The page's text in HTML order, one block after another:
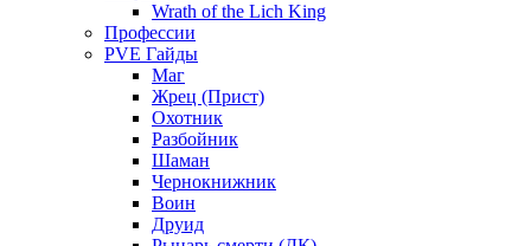
Wrath of the Lich King
Профессии
PVE Гайды
Маг
Жрец (Прист)
Охотник
Разбойник
Шаман
Чернокнижник
Воин
Друид